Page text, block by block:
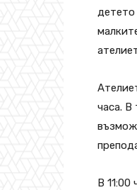
детето
часа. В
В 11:00